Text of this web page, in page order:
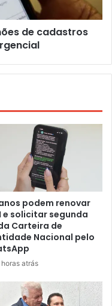
de cadastros
podem renovar
e solicitar segunda
Carteira de
Nacional pelo
atrás